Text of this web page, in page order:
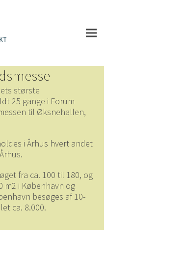
største
25 gange i Forum
til Øksnehallen,
i Århus hvert andet
fra ca. 100 til 180, og
m2 i København og
besøges af 10-
ca. 8.000.